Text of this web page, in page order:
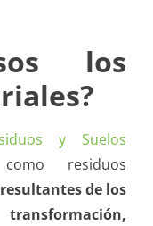
los
y Suelos
residuos
de los